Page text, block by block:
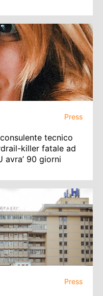
Press
tecnico
killer fatale ad
avra’ 90 giorni
Press